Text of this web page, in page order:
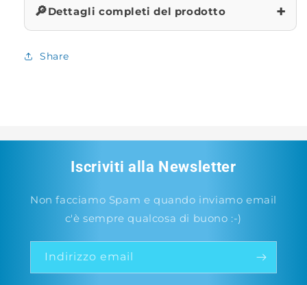
🔎Dettagli completi del prodotto +
Share
Iscriviti alla Newsletter
Non facciamo Spam e quando inviamo email
c'è sempre qualcosa di buono :-)
Indirizzo email